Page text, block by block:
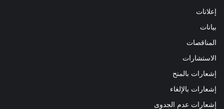
إعلانات
بيانات
المناقصات
الاستشارات
إشعارات بالمنح
إشعارات بالإلغاء
إشعارات عدم الجدوى